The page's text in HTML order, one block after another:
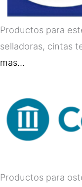
Productos para
selladoras, cintas
mas…
Productos para